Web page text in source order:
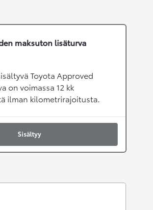
maksuton lisäturva
Toyota Approved
on voimassa 12 kk
ilman kilometrirajoitusta.
Sisältyy